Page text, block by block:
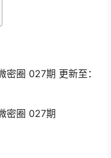
密圈 027期 更新至：
密圈 027期